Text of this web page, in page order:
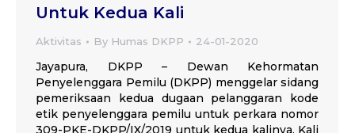
Untuk Kedua Kali
Aktivitas By Humas DKPP 24-01-2020
Jayapura, DKPP – Dewan Kehormatan
Penyelenggara Pemilu (DKPP) menggelar sidang
pemeriksaan kedua dugaan pelanggaran kode
etik penyelenggara pemilu untuk perkara nomor
309-PKE-DKPP/IX/2019 untuk kedua kalinya. Kali